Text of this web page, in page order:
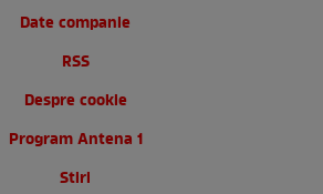
Date companie
RSS
Despre cookie
Program Antena 1
Stiri